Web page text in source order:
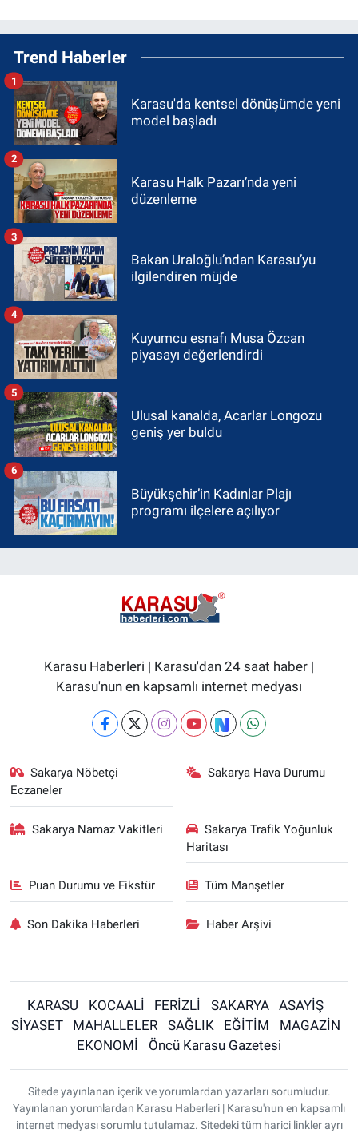
Trend Haberler
Karasu'da kentsel dönüşümde yeni
model başladı
1
Karasu Halk Pazarı’nda yeni
düzenleme
2
Bakan Uraloğlu’ndan Karasu’yu
ilgilendiren müjde
3
Kuyumcu esnafı Musa Özcan
piyasayı değerlendirdi
4
Ulusal kanalda, Acarlar Longozu
geniş yer buldu
5
Büyükşehir’in Kadınlar Plajı
programı ilçelere açılıyor
6
Karasu Haberleri | Karasu'dan 24 saat haber |
Karasu'nun en kapsamlı internet medyası
Sakarya Nöbetçi
Eczaneler
Sakarya Hava Durumu
Sakarya Namaz Vakitleri
Sakarya Trafik Yoğunluk
Haritası
Puan Durumu ve Fikstür Tüm Manşetler
Son Dakika Haberleri Haber Arşivi
KARASU KOCAALİ FERİZLİ SAKARYA
ASAYİŞ
SİYASET
MAHALLELER SAĞLIK EĞİTİM
MAGAZİN
EKONOMİ
Öncü Karasu Gazetesi
Sitede yayınlanan içerik ve yorumlardan yazarları sorumludur.
Yayınlanan yorumlardan Karasu Haberleri | Karasu'nun en kapsamlı
internet medyası sorumlu tutulamaz. Sitedeki tüm harici linkler ayrı